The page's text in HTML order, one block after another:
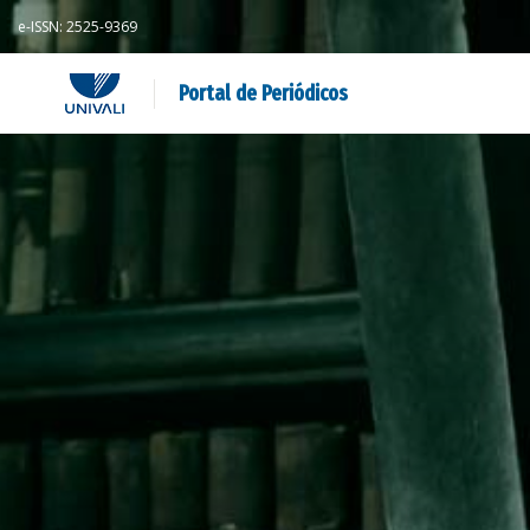
e-ISSN: 2525-9369
Portal de Periódicos